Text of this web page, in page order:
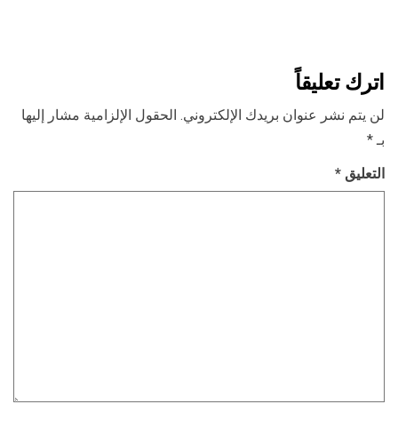
اترك تعليقاً
لن يتم نشر عنوان بريدك الإلكتروني. الحقول الإلزامية مشار إليها
بـ*
التعليق *